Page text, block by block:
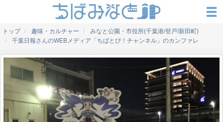
トップ 趣味・カルチャー
みなと公園・市役所(千葉港/登戸/新田町)
千葉日報さんのWEBメディア「ちばとぴ！チャンネル」のカンファレ